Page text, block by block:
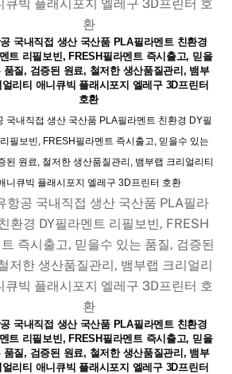
국내직접 생산 국산품 PLA필라멘트 친환경
트 리필보빈, FRESH필라멘트 즉시출고, 믿을
품질, 검증된 원료, 철저한 생산품질관리, 뱀부
얼리티 애니큐빅 플래시포지 엘레구 3D프린터
호환
국내직접 생산 국산품 PLA필라멘트 친환경 DY필
필보빈, FRESH필라멘트 즉시출고, 믿을수 있는
된 원료, 철저한 생산품질관리, 뱀부랩 크리얼리티
니큐빅 플래시포지 엘레구 3D프린터 호환
국내직접 생산 국산품 PLA필라멘트 친환경
트 리필보빈, FRESH필라멘트 즉시출고, 믿을
품질, 검증된 원료, 철저한 생산품질관리, 뱀부
얼리티 애니큐빅 플래시포지 엘레구 3D프린터